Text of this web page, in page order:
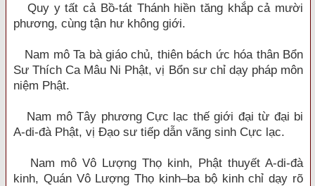
Quy y tất cả Bồ-tát Thánh hiền tăng khắp cả mười
phương, cùng tận hư không giới.
Nam mô Ta bà giáo chủ, thiên bách ức hóa thân Bổn
Sư Thích Ca Mâu Ni Phật, vị Bổn sư chỉ dạy pháp môn
niệm Phật.
Nam mô Tây phương Cực lạc thế giới đại từ đại bi
A-di-đà Phật, vị Đạo sư tiếp dẫn vãng sinh Cực lạc.
Nam mô Vô Lượng Thọ kinh, Phật thuyết A-di-đà
kinh, Quán Vô Lượng Thọ kinh–ba bộ kinh chỉ dạy rõ